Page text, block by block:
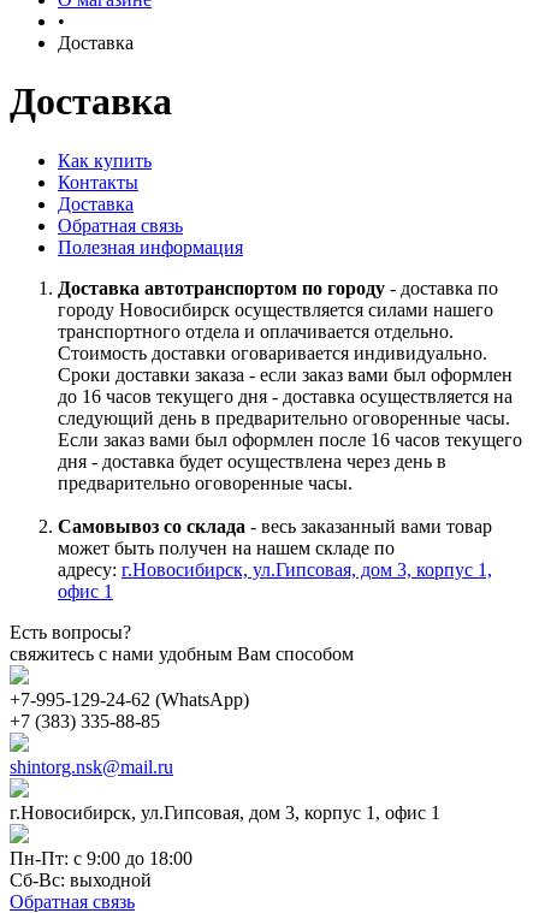
•
Доставка
Доставка
Как купить
Контакты
Доставка
Обратная связь
Полезная информация
Доставка автотранспортом по городу - доставка по
городу Новосибирск осуществляется силами нашего
транспортного отдела и оплачивается отдельно.
Стоимость доставки оговаривается индивидуально.
Сроки доставки заказа - если заказ вами был оформлен
до 16 часов текущего дня - доставка осуществляется на
следующий день в предварительно оговоренные часы.
Если заказ вами был оформлен после 16 часов текущего
дня - доставка будет осуществлена через день в
предварительно оговоренные часы.
Самовывоз со склада - весь заказанный вами товар
может быть получен на нашем складе по
адресу: г.Новосибирск, ул.Гипсовая, дом 3, корпус 1,
офис 1
Есть вопросы?
свяжитесь с нами удобным Вам способом
+7-995-129-24-62 (WhatsApp)
+7 (383) 335-88-85
shintorg.nsk@mail.ru
г.Новосибирск, ул.Гипсовая, дом 3, корпус 1, офис 1
Пн-Пт: с 9:00 до 18:00
Сб-Вс: выходной
Обратная связь